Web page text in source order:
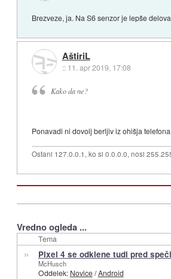
Brezveze, ja. Na S6 senzor je lepše
AštiriL
:: 11. apr 2019, 17:08
Kako da ne?
Ponavadi ni dovolj berljiv iz ohišja
Ostani 127.0.0.1, ko si 0.0.0.0, nosi
Vredno ogleda ...
Tema
» Pixel 4 se odklene tudi pred
McHusch
Oddelek: Novice/Android